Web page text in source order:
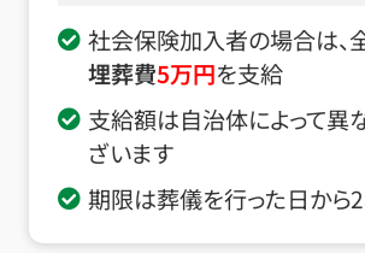
社会保険加入者の場合は、
埋葬費5万円を支給
支給額は自治体によって異
ざいます
期限は葬儀を行った日から